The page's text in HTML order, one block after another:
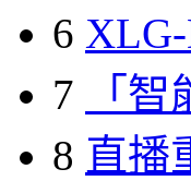
6
7
「
8 直播